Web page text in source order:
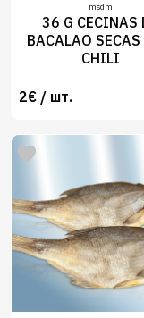
msdm
36 G CECINAS
BACALAO SECAS
CHILI
2€ / шт.